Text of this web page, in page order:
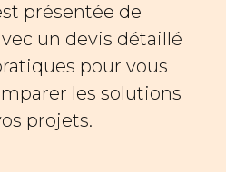
présentée de
un devis détaillé
pour vous
les solutions
projets.